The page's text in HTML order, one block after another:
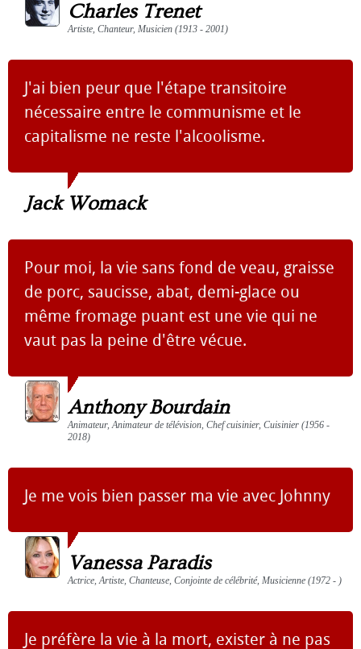
Charles Trenet
Artiste, Chanteur, Musicien (1913 - 2001)
J'ai bien peur que l'étape transitoire
nécessaire entre le communisme et le
capitalisme ne reste l'alcoolisme.
Jack Womack
Pour moi, la vie sans fond de veau, graisse
de porc, saucisse, abat, demi-glace ou
même fromage puant est une vie qui ne
vaut pas la peine d'être vécue.
Anthony Bourdain
Animateur, Animateur de télévision, Chef cuisinier, Cuisinier (1956 -
2018)
Je me vois bien passer ma vie avec Johnny
Vanessa Paradis
Actrice, Artiste, Chanteuse, Conjointe de célébrité, Musicienne (1972 - )
Je préfère la vie à la mort, exister à ne pas